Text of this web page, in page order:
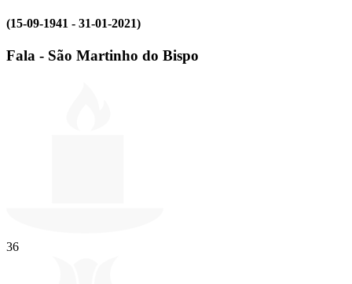
(15-09-1941 - 31-01-2021)
Fala - São Martinho do Bispo
36